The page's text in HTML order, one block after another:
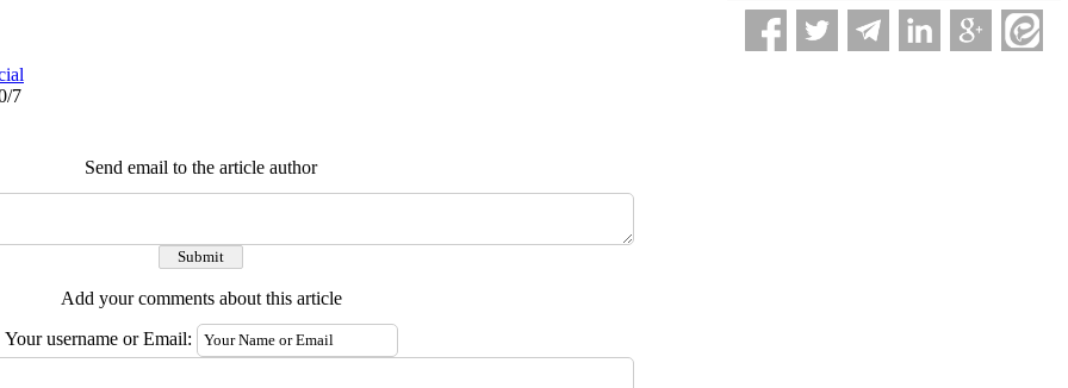
7
Send email to the article author
Add your comments about this article
Your username or Email: